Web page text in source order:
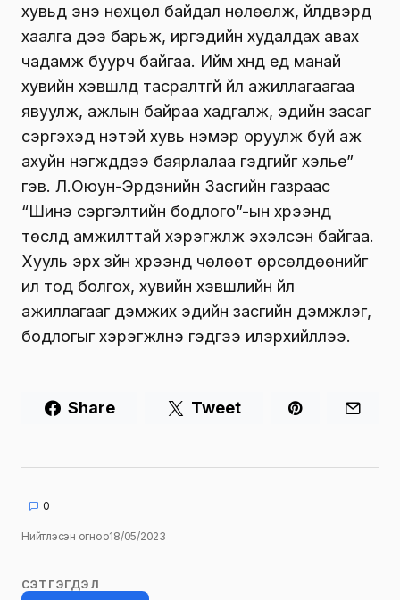
хувьд энэ нөхцөл байдал нөлөөлж, үйлдвэрүүд
хаалга үүдээ барьж, иргэдийн худалдах авах
чадамж буурч байгаа. Ийм хүнд үед манай
хувийн хэвшлүүд тасралтгүй үйл ажиллагаагаа
явуулж, ажлын байраа хадгалж, эдийн засаг
сэргэхэд үнэтэй хувь нэмэр оруулж буй аж
ахуйн нэгжүүддээ баярлалаа гэдгийг хэлье”
гэв. Л.Оюун-Эрдэнийн Засгийн газраас
“Шинэ сэргэлтийн бодлого”-ын хүрээнд
төслүүд амжилттай хэрэгжүүлж эхэлсэн байгаа.
Хууль эрх зүйн хүрээнд чөлөөт өрсөлдөөнийг
ил тод болгох, хувийн хэвшлийн үйл
ажиллагааг дэмжих эдийн засгийн дэмжлэг,
бодлогыг хэрэгжүүлнэ гэдгээ илэрхийллээ.
Share Tweet
0
Нийтлэсэн огноо18/05/2023
СЭТГЭГДЭЛ